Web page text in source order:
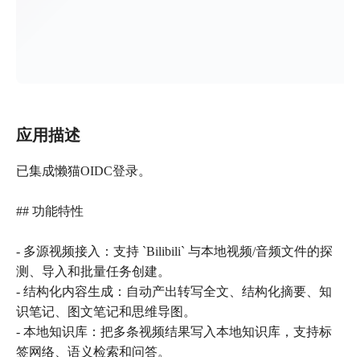
应用描述
已集成懒猫OIDC登录。
## 功能特性
- 多源视频接入：支持 `Bilibili` 与本地视频/音频文件的探
测、导入和批量任务创建。
- 结构化内容生成：自动产出转写全文、结构化摘要、知
识笔记、图文笔记和思维导图。
- 本地知识库：把多条视频结果写入本地知识库，支持标
签网络、语义检索和问答。